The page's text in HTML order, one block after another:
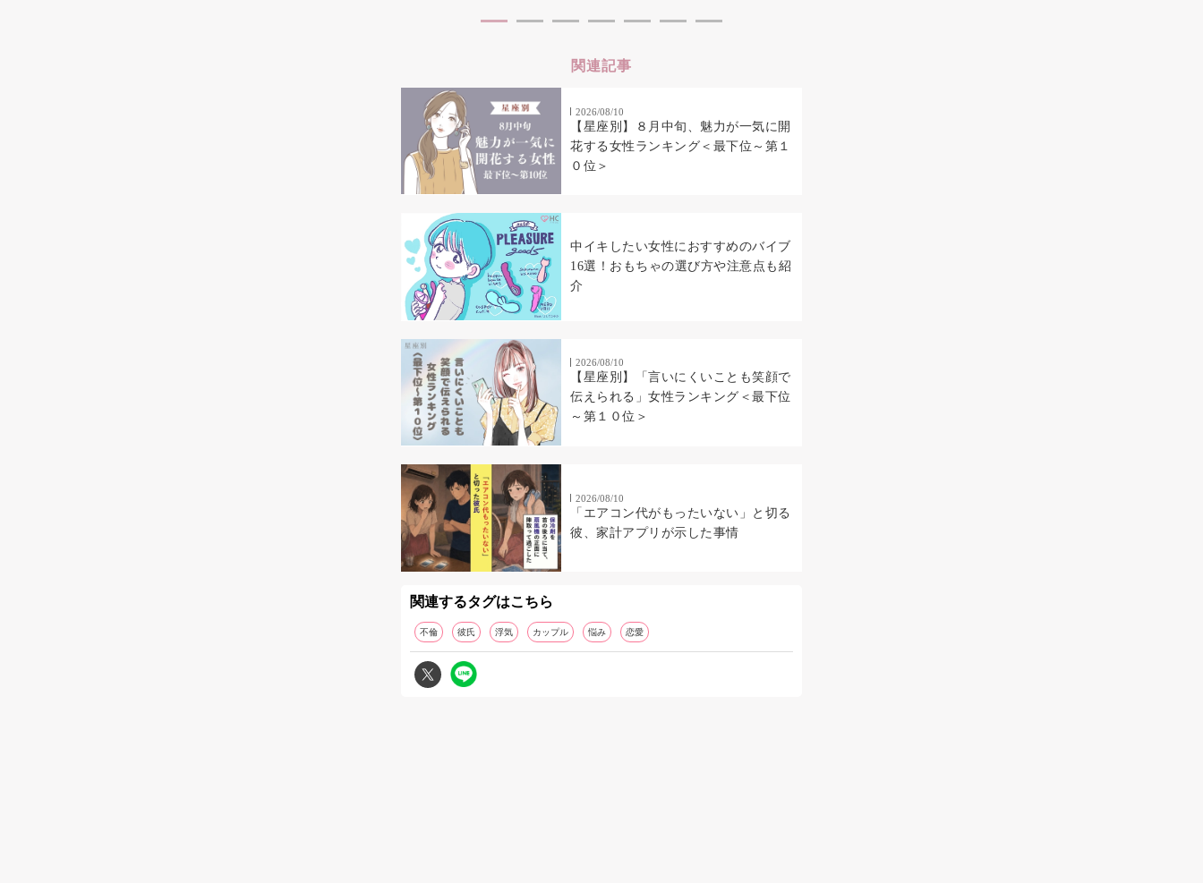
関連記事
2026/08/10
【星座別】８月中旬、魅力が一気に開
花する女性ランキング＜最下位～第１
０位＞
中イキしたい女性におすすめのバイブ
16選！おもちゃの選び方や注意点も紹
介
2026/08/10
【星座別】「言いにくいことも笑顔で
伝えられる」女性ランキング＜最下位
～第１０位＞
2026/08/10
「エアコン代がもったいない」と切る
彼、家計アプリが示した事情
関連するタグはこちら
不倫 彼氏 浮気 カップル 悩み 恋愛